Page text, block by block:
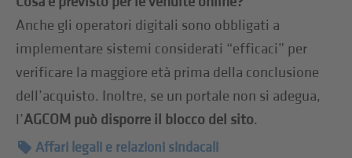
Anche gli operatori digitali sono obbligati a
implementare sistemi considerati “efficaci” per
verificare la maggiore età prima della conclusione
dell’acquisto. Inoltre, se un portale non si adegua,
l’AGCOM può disporre il blocco del sito.
Affari legali e relazioni sindacali